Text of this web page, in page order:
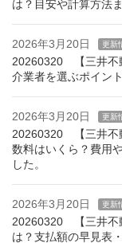
は？目安や計算方法
2026年3月20日 更新
20260320 【三井不
介業者を選ぶポイン
2026年3月20日 更新
20260320 【三井不
数料はいくら？費用
した。
2026年3月20日 更新
20260320 【三井不
は？支払額の早見表